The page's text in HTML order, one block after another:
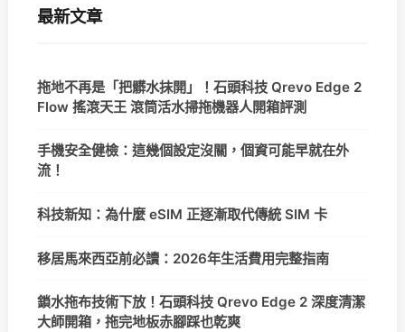
最新文章
拖地不再是「把髒水抹開」！石頭科技 Qrevo Edge 2
Flow 搖滾天王 滾筒活水掃拖機器人開箱評測
手機安全健檢：這幾個設定沒關，個資可能早就在外
流！
科技新知：為什麼 eSIM 正逐漸取代傳統 SIM 卡
移居馬來西亞前必讀：2026年生活費用完整指南
鎖水拖布技術下放！石頭科技 Qrevo Edge 2 深度清潔
大師開箱，拖完地板赤腳踩也乾爽